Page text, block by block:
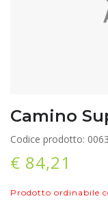
Camino
Codice prodotto:
€ 84,21
Prodotto ordinabile